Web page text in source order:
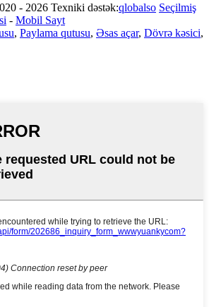
- 2026 Texniki dəstək:qlobalso Seçilmiş
- Mobil Sayt
, Paylama qutusu, Əsas açar, Dövrə kəsici,